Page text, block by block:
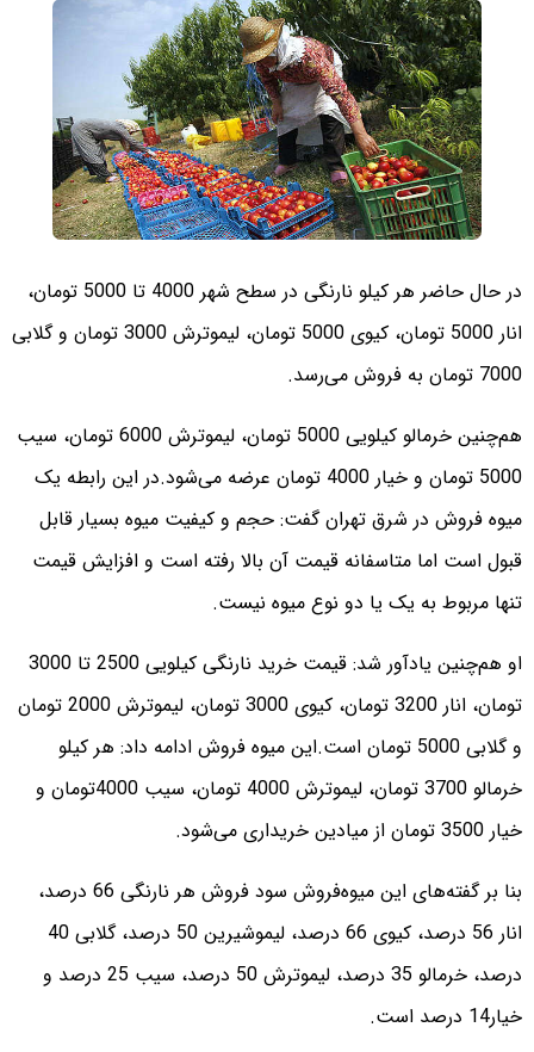
در حال حاضر هر کیلو نارنگی در سطح شهر 4000 تا 5000 تومان،
انار 5000 تومان، کیوی 5000 تومان، لیموترش 3000 تومان و گلابی
7000 تومان به فروش می‌رسد.
هم‌چنین خرمالو کیلویی 5000 تومان، لیموترش 6000 تومان، سیب
5000 تومان و خیار 4000 تومان عرضه می‌شود.
در این رابطه یک
میوه فروش در شرق تهران گفت: حجم و کیفیت میوه بسیار قابل
قبول است اما متاسفانه قیمت آن بالا رفته است و افزایش قیمت
تنها مربوط به یک یا دو نوع میوه نیست.
او هم‌چنین یادآور شد: قیمت خرید نارنگی کیلویی 2500 تا 3000
تومان، انار 3200 تومان، کیوی 3000 تومان، لیموترش 2000 تومان
و گلابی 5000 تومان است.
این میوه فروش ادامه داد: هر کیلو
خرمالو 3700 تومان، لیموترش 4000 تومان، سیب 4000تومان و
خیار 3500 تومان از میادین خریداری می‌شود.
بنا بر گفته‌های این میوه‌فروش سود فروش هر نارنگی 66 درصد،
انار 56 درصد، کیوی 66 درصد، لیموشیرین 50 درصد، گلابی 40
درصد، خرمالو 35 درصد، لیموترش 50 درصد، سیب 25 درصد و
خیار14 درصد است.